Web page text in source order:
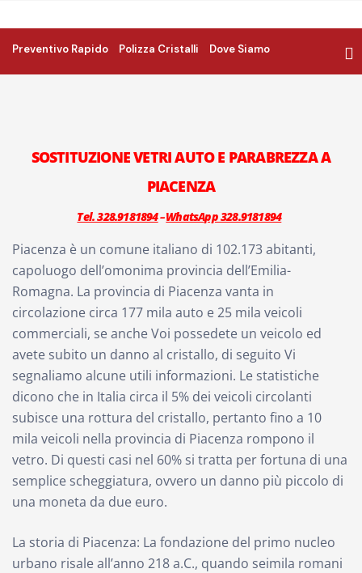
Preventivo Rapido Polizza Cristalli Dove Siamo
SOSTITUZIONE VETRI AUTO E PARABREZZA A
PIACENZA
Tel. 328.9181894–WhatsApp 328.9181894
Piacenza è un comune italiano di 102.173 abitanti,
capoluogo dell’omonima provincia dell’Emilia-
Romagna. La provincia di Piacenza vanta in
circolazione circa 177 mila auto e 25 mila veicoli
commerciali, se anche Voi possedete un veicolo ed
avete subito un danno al cristallo, di seguito Vi
segnaliamo alcune utili informazioni. Le statistiche
dicono che in Italia circa il 5% dei veicoli circolanti
subisce una rottura del cristallo, pertanto fino a 10
mila veicoli nella provincia di Piacenza rompono il
vetro. Di questi casi nel 60% si tratta per fortuna di una
semplice scheggiatura, ovvero un danno più piccolo di
una moneta da due euro.
La storia di Piacenza: La fondazione del primo nucleo
urbano risale all’anno 218 a.C., quando seimila romani